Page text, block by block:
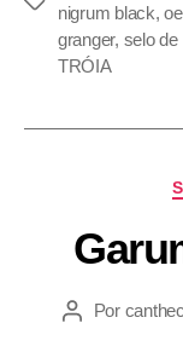
nigrum black,
granger, selo de
TRÓIA
Por